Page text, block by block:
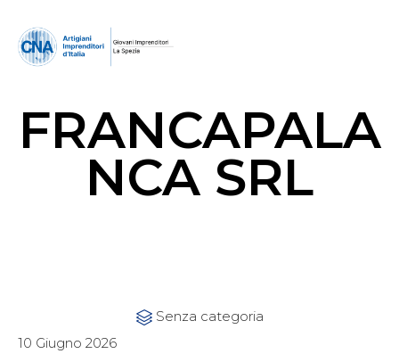
FRANCAPALA
NCA SRL
 Category
Senza categoria
10 Giugno 2026